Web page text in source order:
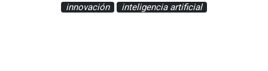
innovación inteligencia artificial